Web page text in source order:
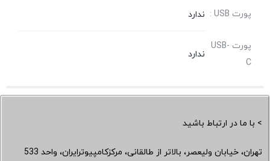
پورت USB : ندارد
پورت USB-
C
ندارد
> با ما در ارتباط باشید
تهران، خیابان ولیعصر، بالاتر از طالقانی، مرکزکامپیوترایران، واحد 533